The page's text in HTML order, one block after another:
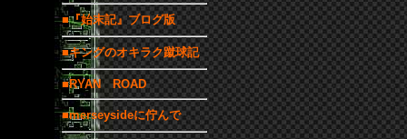
■『始末記』ブログ版
■キングのオキラク蹴球記
■RYAN ROAD
■merseysideに佇んで